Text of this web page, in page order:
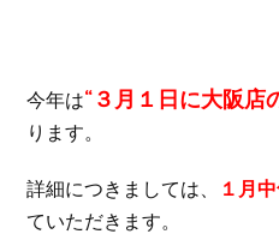
今年は“３月１日に大阪店
ります。
詳細につきましては、 １月
ていただきます。